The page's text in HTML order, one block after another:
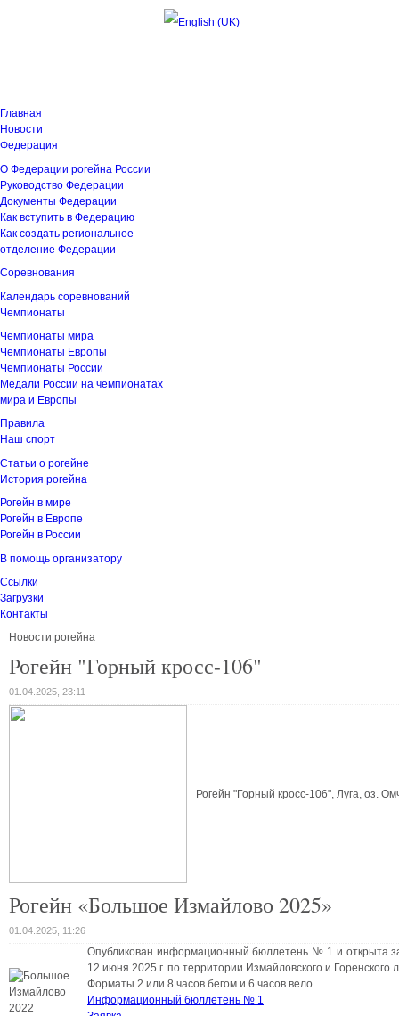
Главная
Новости
Федерация
О Федерации рогейна России
Руководство Федерации
Документы Федерации
Как вступить в Федерацию
Как создать региональное
отделение Федерации
Соревнования
Календарь соревнований
Чемпионаты
Чемпионаты мира
Чемпионаты Европы
Чемпионаты России
Медали России на чемпионатах
мира и Европы
Правила
Наш спорт
Статьи о рогейне
История рогейна
Рогейн в мире
Рогейн в Европе
Рогейн в России
В помощь организатору
Ссылки
Загрузки
Контакты
Новости рогейна
Рогейн "Горный кросс-106"
01.04.2025, 23:11
Рогейн "Горный кросс-106", Луга, оз.
Рогейн «Большое Измайлово 2025»
01.04.2025, 11:26
Опубликован информационный бюллетень № 1 и открыта
12 июня 2025 г. по территории Измайловского и
Форматы 2 или 8 часов бегом и 6 часов вело.
Информационный бюллетень № 1